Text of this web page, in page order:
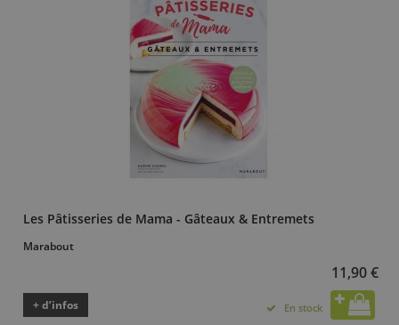
Les Pâtisseries de Mama - Gâteaux & Entremets
Marabout
11,90 €
+ d’infos En stock